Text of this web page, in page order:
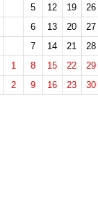
5 12 19
26
6 13 20
27
7 14 21
28
1 8 15 22
29
2 9 16 23 30